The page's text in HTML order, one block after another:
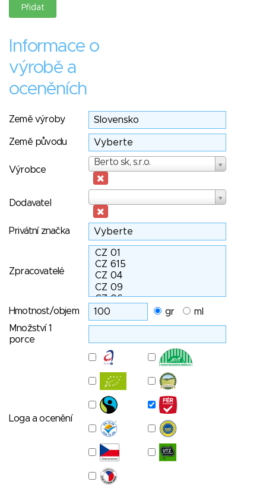
Informace o
výrobě a
oceněních
Země výroby
Země původu
Výrobce
Berto sk, s.r.o.
Výrobce
Dodavatel
Privátní značka
Zpracovatelé
Hmotnost/objem gr
ml
Množství 1
porce
Loga a ocenění